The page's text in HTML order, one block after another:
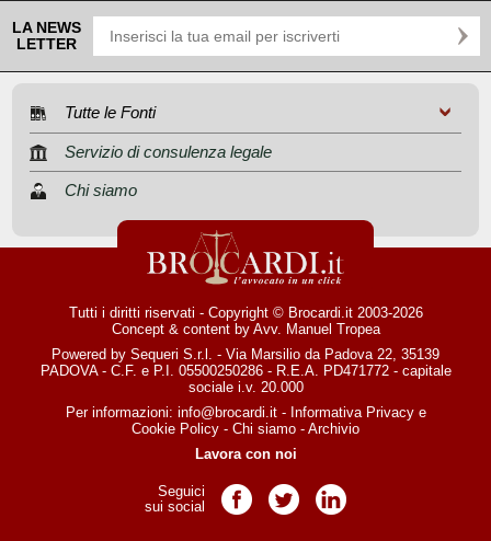
LA NEWS
LETTER
Tutte le Fonti
Servizio di consulenza legale
Chi siamo
Tutti i diritti riservati - Copyright © Brocardi.it 2003-2026
Concept & content by Avv. Manuel Tropea
Powered by Sequeri S.r.l. - Via Marsilio da Padova 22, 35139
PADOVA - C.F. e P.I. 05500250286 - R.E.A. PD471772 - capitale
sociale i.v. 20.000
Per informazioni: info@brocardi.it- Informativa Privacye
Cookie Policy - Chi siamo - Archivio
Lavora con noi
Seguici
sui social
Pagina Facebook
Pagina TwitterPagina LinkedIn